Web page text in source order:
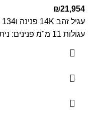
₪21,954
עגולות 11 מ"מ פנינים: ניתן להזמין תכשיט זה בזהב צהוב